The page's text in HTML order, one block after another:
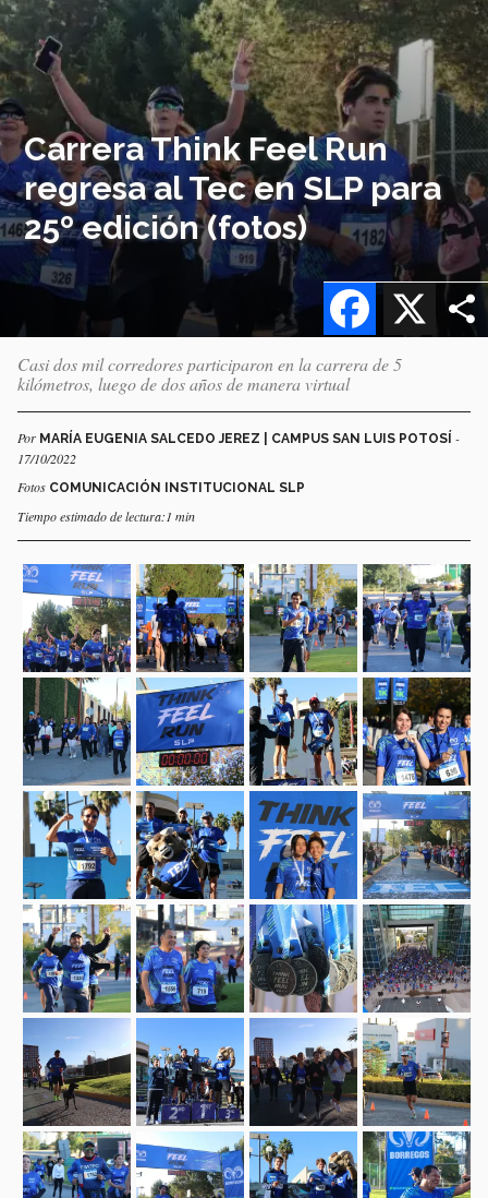
Carrera Think Feel Run
regresa al Tec en SLP para
25º edición (fotos)
X
Facebook
Casi dos mil corredores participaron en la carrera de 5
kilómetros, luego de dos años de manera virtual
Por MARÍA EUGENIA SALCEDO JEREZ | CAMPUS SAN LUIS POTOSÍ -
17/10/2022
Fotos COMUNICACIÓN INSTITUCIONAL SLP
Tiempo estimado de lectura:1 min